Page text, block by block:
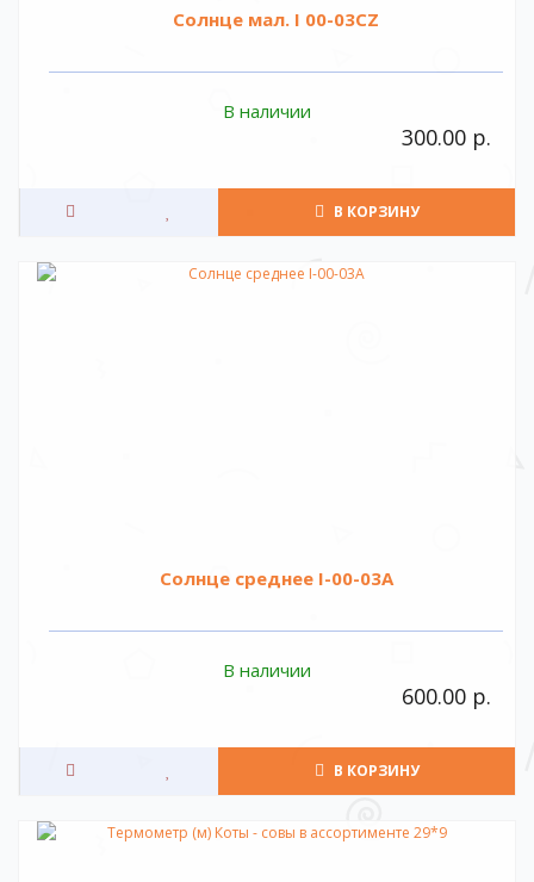
Солнце мал. I 00-03CZ
В наличии
300.00 р.
В КОРЗИНУ
Солнце среднее I-00-03A
В наличии
600.00 р.
В КОРЗИНУ